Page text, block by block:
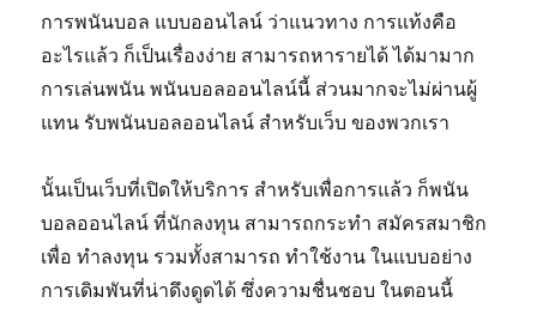
การพนันบอล แบบออนไลน์ ว่าแนวทาง การแท้งคือ
อะไรแล้ว ก็เป็นเรื่องง่าย สามารถหารายได้ ได้มามาก
การเล่นพนัน พนันบอลออนไลน์นี้ ส่วนมากจะไม่ผ่านผู้
แทน รับพนันบอลออนไลน์ สำหรับเว็บ ของพวกเรา
นั้นเป็นเว็บที่เปิดให้บริการ สำหรับเพื่อการแล้ว ก็พนัน
บอลออนไลน์ ที่นักลงทุน สามารถกระทำ สมัครสมาชิก
เพื่อ ทำลงทุน รวมทั้งสามารถ ทำใช้งาน ในแบบอย่าง
การเดิมพันที่น่าดึงดูดได้ ซึ่งความชื่นชอบ ในตอนนี้